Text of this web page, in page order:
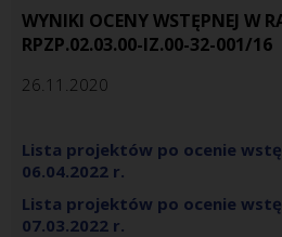
WYNIKI OCENY WSTĘPNEJ W
RPZP.02.03.00-IZ.00-32-001/16
26.11.2020
Lista projektów po ocenie
06.04.2022 r.
Lista projektów po ocenie
07.03.2022 r.